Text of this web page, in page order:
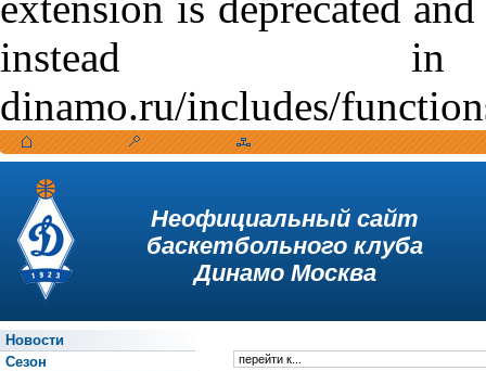
instead in /var/
dinamo.ru/includes/
Неофициальный сайт
баскетбольного клуба
Динамо Москва
Новости
Сезон